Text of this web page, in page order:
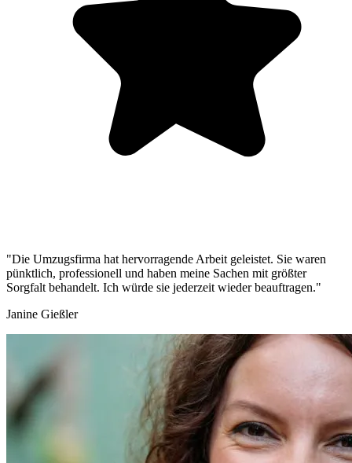
"Die Umzugsfirma hat hervorragende Arbeit geleistet. Sie waren
pünktlich, professionell und haben meine Sachen mit größter
Sorgfalt behandelt. Ich würde sie jederzeit wieder beauftragen."
Janine Gießler